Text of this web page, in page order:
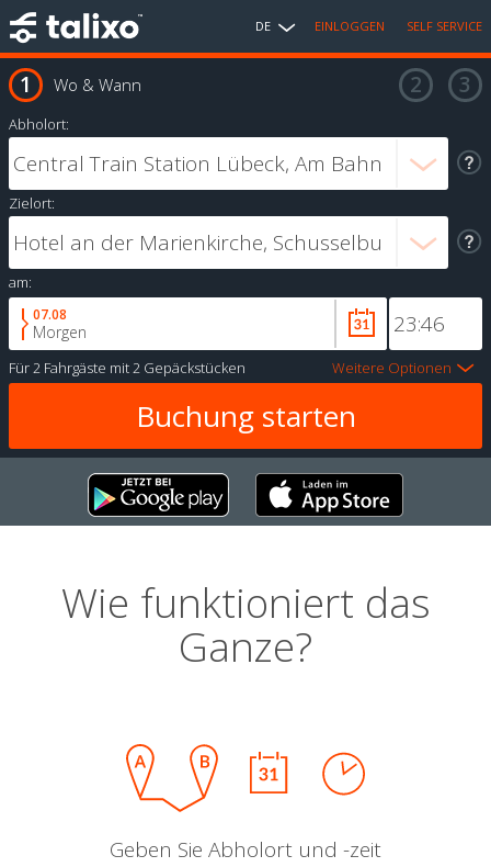
DE EINLOGGEN SELF SERVICE
Wo & Wann
Abholort:
Zielort:
am:
07.08
Morgen
Für2 Fahrgäste mit2 Gepäckstücken Weitere Optionen
Wie funktioniert das
Ganze?
Geben Sie Abholort und -zeit